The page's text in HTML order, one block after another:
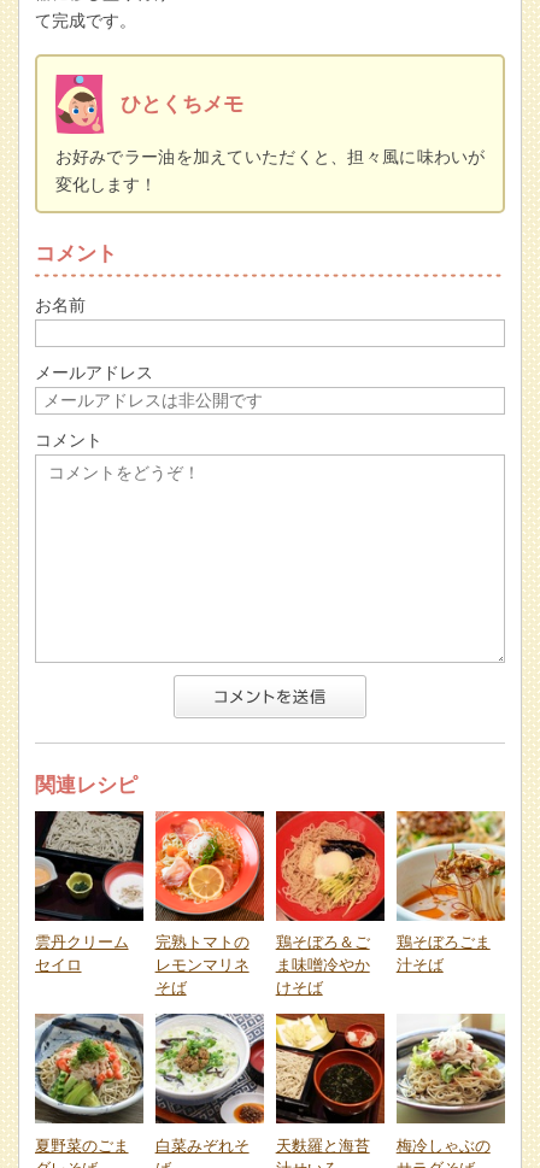
て完成です。
ひとくちメモ
お好みでラー油を加えていただくと、担々風に味わいが
変化します！
コメント
お名前
メールアドレス
コメント
関連レシピ
雲丹クリーム
セイロ
完熟トマトの
レモンマリネ
そば
鶏そぼろ＆ご
ま味噌冷やか
けそば
鶏そぼろごま
汁そば
夏野菜のごま
白菜みぞれそ
天麩羅と海苔
梅冷しゃぶの